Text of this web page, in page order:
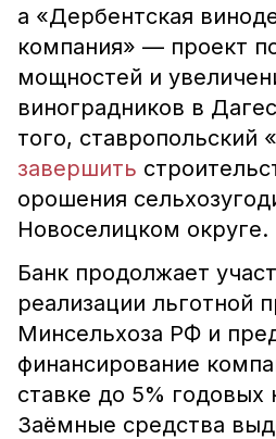
а «Дербентская
компания» — проект
мощностей и
виноградников в
того, ставропольский
завершить
орошения
Новоселицком округе.
Банк продолжает
реализации льготной
Минсельхоза РФ и
финансирование
ставке до 5% годовых
Заёмные средства